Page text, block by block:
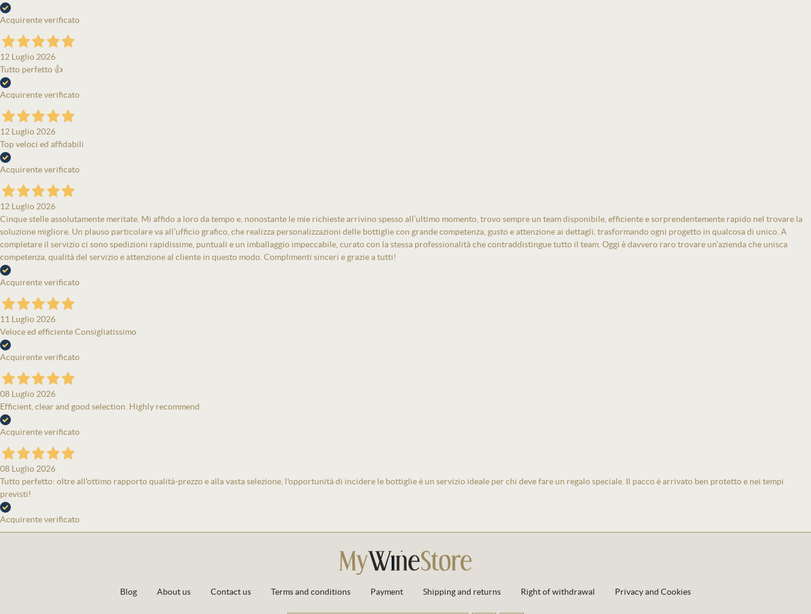
Acquirente verificato
12 Luglio 2026
Tutto perfetto 👍
Acquirente verificato
12 Luglio 2026
Top veloci ed affidabili
Acquirente verificato
12 Luglio 2026
Cinque stelle assolutamente meritate. Mi affido a loro da tempo e, nonostante le mie richieste arrivino spesso all’ultimo momento, trovo sempre un team disponibile, efficiente e sorprendentemente rapido nel trovare la
soluzione migliore. Un plauso particolare va all’ufficio grafico, che realizza personalizzazioni delle bottiglie con grande competenza, gusto e attenzione ai dettagli, trasformando ogni progetto in qualcosa di unico. A
completare il servizio ci sono spedizioni rapidissime, puntuali e un imballaggio impeccabile, curato con la stessa professionalità che contraddistingue tutto il team. Oggi è davvero raro trovare un’azienda che unisca
competenza, qualità del servizio e attenzione al cliente in questo modo. Complimenti sinceri e grazie a tutti!
Acquirente verificato
11 Luglio 2026
Veloce ed efficiente Consigliatissimo
Acquirente verificato
08 Luglio 2026
Efficient, clear and good selection. Highly recommend
Acquirente verificato
08 Luglio 2026
Tutto perfetto: oltre all'ottimo rapporto qualità-prezzo e alla vasta selezione, l'opportunità di incidere le bottiglie è un servizio ideale per chi deve fare un regalo speciale. Il pacco è arrivato ben protetto e nei tempi
previsti!
Acquirente verificato
Blog About us Contact us Terms and conditions Payment Shipping and returns Right of withdrawal Privacy and Cookies